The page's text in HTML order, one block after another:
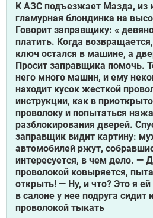
К АЗС подъезжает Мазда, из
гламурная блондинка на
Говорит заправщику: «
платить. Когда
ключ остался в машине, а
Просит заправщика помочь.
него много машин, и ему
находит кусок жесткой
инструкции, как в
проволоку и попытаться
разблокирования дверей.
заправщик видит картину:
автомобилей ржут,
интересуется, в чем дело. —
проволокой ковыряется,
открыть! — Ну, и что? Это я
в салоне у нее подруга сидит
проволокой тыкать